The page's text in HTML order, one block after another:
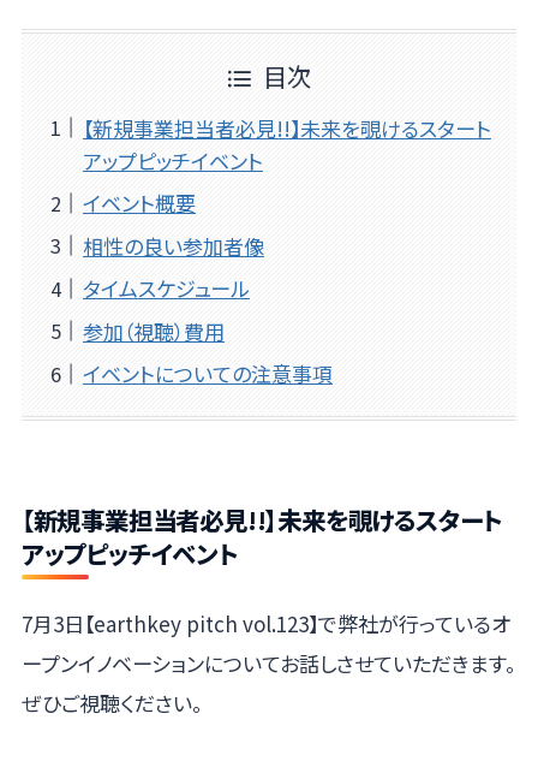
目次
【新規事業担当者必見!!】未来を覗けるスタート
アップピッチイベント
イベント概要
相性の良い参加者像
タイムスケジュール
参加（視聴）費用
イベントについての注意事項
【新規事業担当者必見!!】未来を覗けるスタート
アップピッチイベント
7月3日【earthkey pitch vol.123】で弊社が行っているオ
ープンイノベーションについてお話しさせていただきます。
ぜひご視聴ください。